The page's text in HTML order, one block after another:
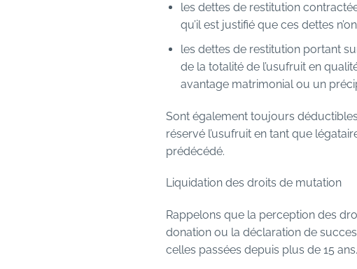
les dettes de restitution
qu’il est justifié que ces dettes
les dettes de restitution portant
de la totalité de l’usufruit en
avantage matrimonial ou un
Sont également toujours
réservé l’usufruit en tant que
prédécédé.
Liquidation des droits de mutation
Rappelons que la perception des
donation ou la déclaration de
celles passées depuis plus de 15 ans.